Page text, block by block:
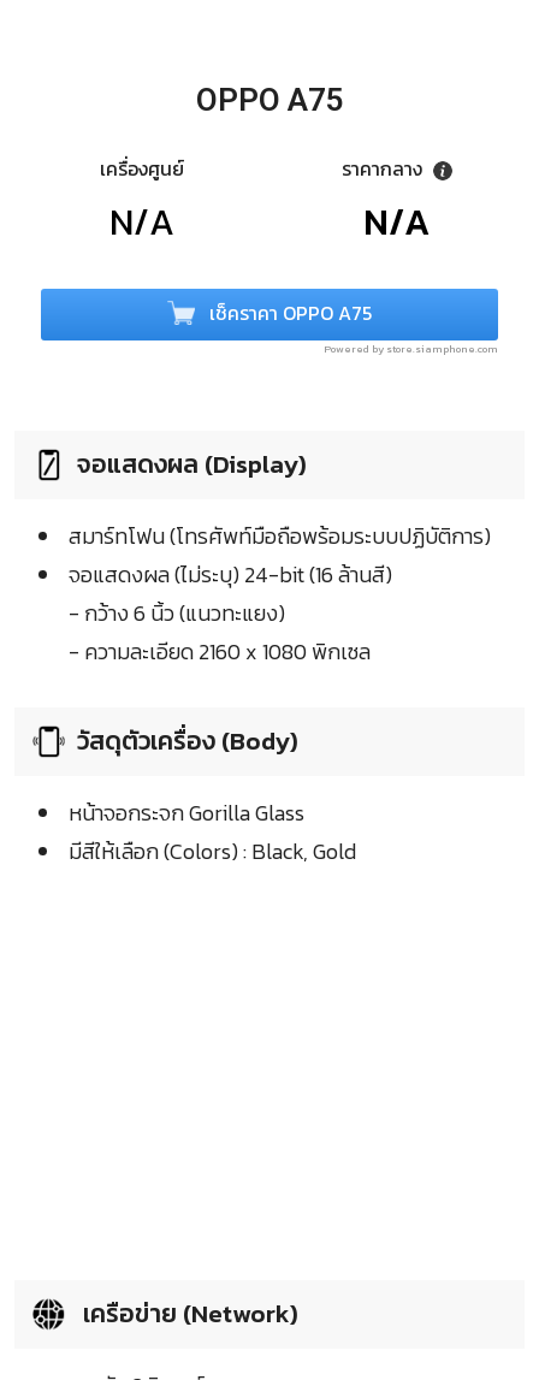
OPPO A75
เครื่องศูนย์
N/A
ราคากลาง
N/A
เช็คราคา OPPO A75
Powered by store.siamphone.com
จอแสดงผล (Display)
สมาร์ทโฟน (โทรศัพท์มือถือพร้อมระบบปฏิบัติการ)
จอแสดงผล (ไม่ระบุ) 24-bit (16 ล้านสี)
- กว้าง 6 นิ้ว (แนวทะแยง)
- ความละเอียด 2160 x 1080 พิกเซล
วัสดุตัวเครื่อง (Body)
หน้าจอกระจก Gorilla Glass
มีสีให้เลือก (Colors) : Black, Gold
เครือข่าย (Network)